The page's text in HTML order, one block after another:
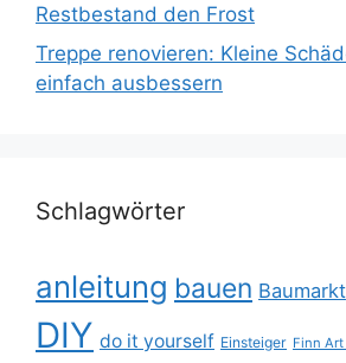
Restbestand den Frost
Treppe renovieren: Kleine
einfach ausbessern
Schlagwörter
anleitung bauen Baumarkt
DIY do it yourself Einsteiger Finn